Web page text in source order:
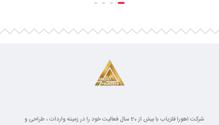
شرکت اهورا فلزیاب با بیش از 20 سال فعالیت خود را در زمینه واردات ، طراحی و